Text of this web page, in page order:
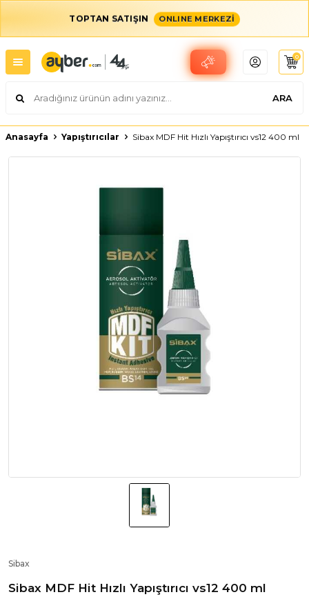
TOPTAN SATIŞIN ONLINE MERKEZİ
ARA
0
Anasayfa Yapıştırıcılar Sibax MDF Hit Hızlı Yapıştırıcı vs12 400 ml
Sibax
Sibax MDF Hit Hızlı Yapıştırıcı vs12 400 ml